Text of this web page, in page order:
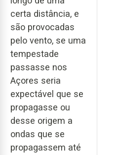
certa distância, e
são provocadas
pelo vento, se uma
tempestade
passasse nos
Açores seria
expectável que se
propagasse ou
desse origem a
ondas que se
propagassem até